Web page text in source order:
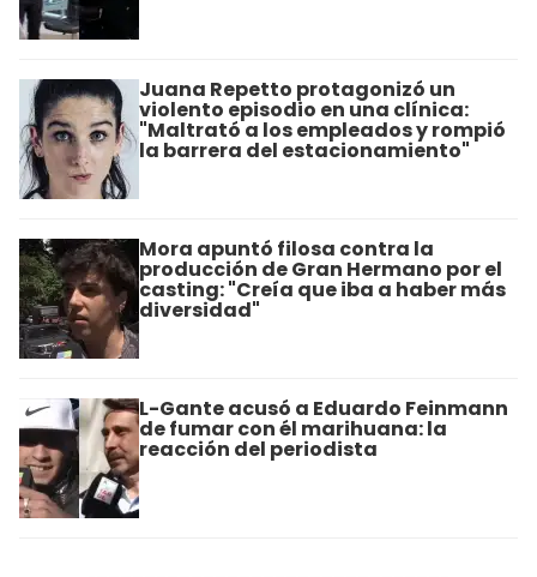
Juana Repetto protagonizó un
violento episodio en una clínica:
"Maltrató a los empleados y rompió
la barrera del estacionamiento"
Mora apuntó filosa contra la
producción de Gran Hermano por el
casting: "Creía que iba a haber más
diversidad"
L-Gante acusó a Eduardo Feinmann
de fumar con él marihuana: la
reacción del periodista